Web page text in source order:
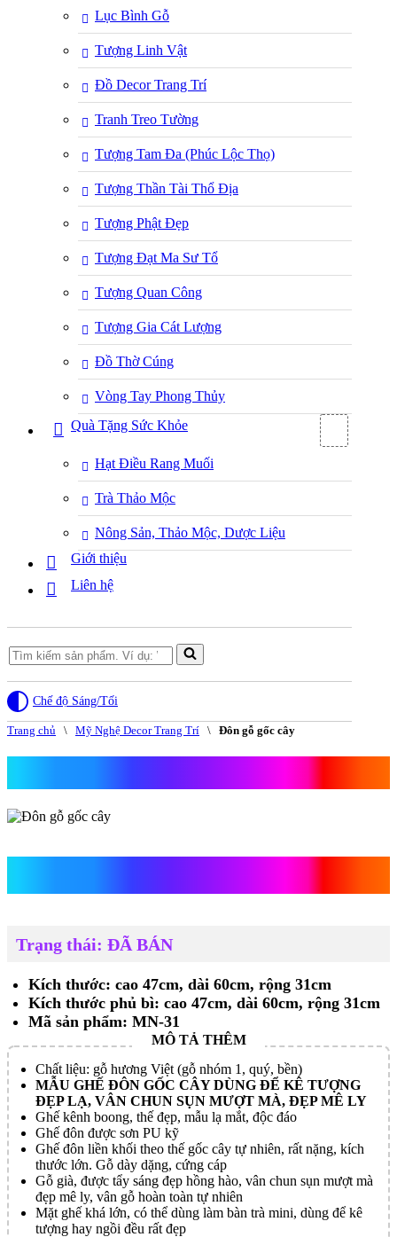
Lục Bình Gỗ
Tượng Linh Vật
Đồ Decor Trang Trí
Tranh Treo Tường
Tượng Tam Đa (Phúc Lộc Thọ)
Tượng Thần Tài Thổ Địa
Tượng Phật Đẹp
Tượng Đạt Ma Sư Tổ
Tượng Quan Công
Tượng Gia Cát Lượng
Đồ Thờ Cúng
Vòng Tay Phong Thủy
Quà Tặng Sức Khỏe
Hạt Điều Rang Muối
Trà Thảo Mộc
Nông Sản, Thảo Mộc, Dược Liệu
Giới thiệu
Liên hệ
Search
for...
Chế độ Sáng/Tối
Trang chủ \ Mỹ Nghệ Decor Trang Trí \ Đôn gỗ gốc cây
Trạng thái: ĐÃ BÁN
Kích thước: cao 47cm, dài 60cm, rộng 31cm
Kích thước phủ bì: cao 47cm, dài 60cm, rộng 31cm
Mã sản phẩm: MN-31
Chất liệu: gỗ hương Việt (gỗ nhóm 1, quý, bền)
MẪU GHẾ ĐÔN GỐC CÂY DÙNG ĐỂ KÊ TƯỢNG
ĐẸP LẠ, VÂN CHUN SỤN MƯỢT MÀ, ĐẸP MÊ LY
Ghế kênh boong, thế đẹp, mẫu lạ mắt, độc đáo
Ghế đôn được sơn PU kỹ
Ghế đôn liền khối theo thế gốc cây tự nhiên, rất nặng, kích
thước lớn. Gỗ dày dặng, cứng cáp
Gỗ già, được tẩy sáng đẹp hồng hào, vân chun sụn mượt mà
đẹp mê ly, vân gỗ hoàn toàn tự nhiên
Mặt ghế khá lớn, có thể dùng làm bàn trà mini, dùng để kê
tượng hay ngồi đều rất đẹp